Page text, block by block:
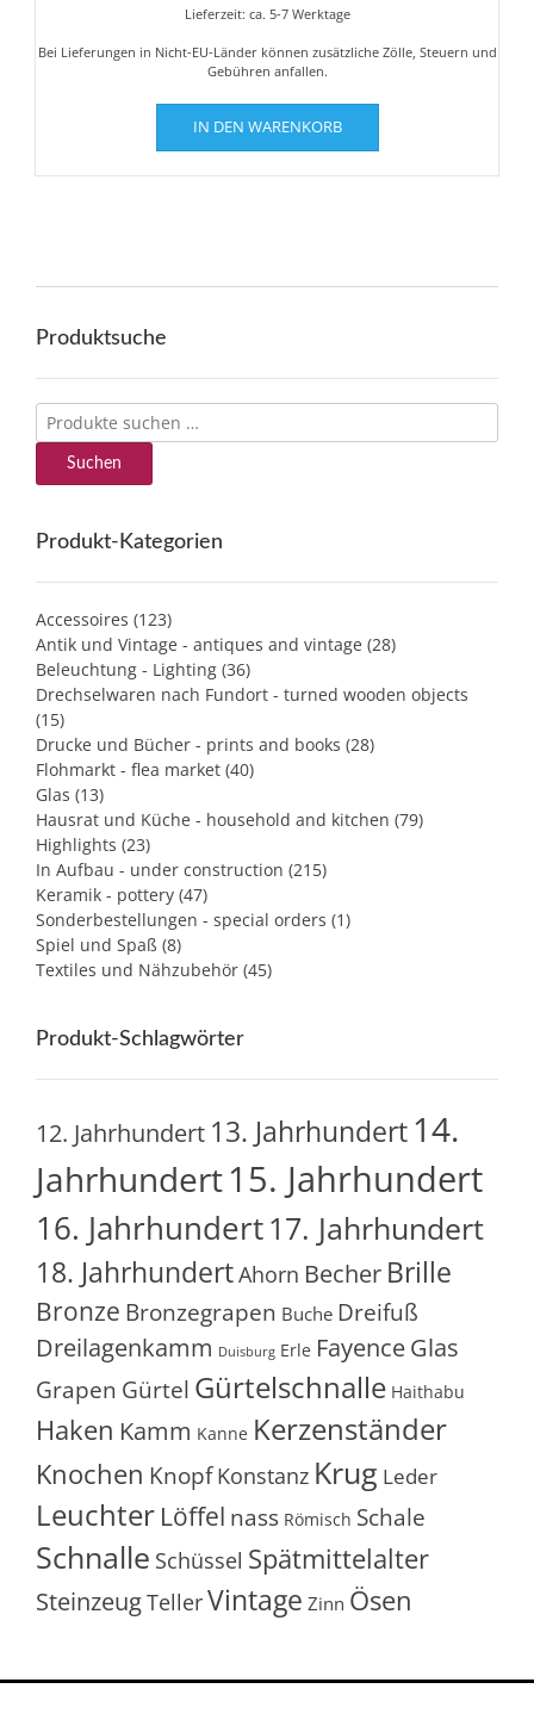
Lieferzeit: ca. 5-7 Werktage
Bei Lieferungen in Nicht-EU-Länder können zusätzliche Zölle, Steuern und
Gebühren anfallen.
IN DEN WARENKORB
Produktsuche
Suchen
nach:
Suchen
Produkt-Kategorien
Accessoires (123)
Antik und Vintage - antiques and vintage (28)
Beleuchtung - Lighting (36)
Drechselwaren nach Fundort - turned wooden objects
(15)
Drucke und Bücher - prints and books (28)
Flohmarkt - flea market (40)
Glas (13)
Hausrat und Küche - household and kitchen (79)
Highlights (23)
In Aufbau - under construction (215)
Keramik - pottery (47)
Sonderbestellungen - special orders (1)
Spiel und Spaß (8)
Textiles und Nähzubehör (45)
Produkt-Schlagwörter
12. Jahrhundert 13. Jahrhundert14.
Jahrhundert15. Jahrhundert
16. Jahrhundert17. Jahrhundert
18. JahrhundertAhorn Becher Brille
Bronze Bronzegrapen Buche Dreifuß
Dreilagenkamm Duisburg Erle FayenceGlas
Grapen Gürtel Gürtelschnalle Haithabu
Haken Kamm Kanne Kerzenständer
Knochen Knopf Konstanz Krug Leder
Leuchter Löffel nass Römisch Schale
Schnalle Schüssel Spätmittelalter
SteinzeugTellerVintage Zinn Ösen